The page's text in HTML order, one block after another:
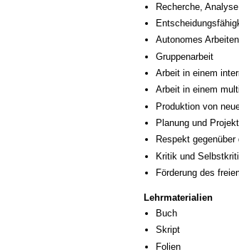
Recherche,
Autonomes Arbeiten
Gruppenarbeit
Arbeit in einem
Arbeit in einem
Produktion von
Planung und
Respekt gegenüber
Kritik und
Förderung des
Lehrmaterialien
Buch
Skript
Folien